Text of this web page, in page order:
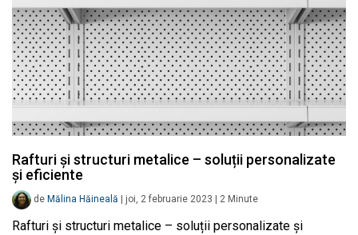
Rafturi şi structuri metalice – soluții personalizate
și eficiente
de Mălina Hăineală joi, 2 februarie 2023 2 Minute
Rafturi şi structuri metalice – soluții personalizate și